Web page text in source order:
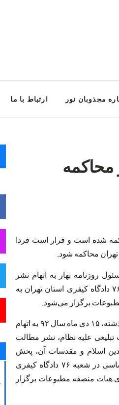
مجذوبان نور ارتباط با ما
محاکمه
شده است و قرار است فردا
روزنامه بهار به اتهام نشر
اکاذیب به قصد تشویش اذهان عمومی صبح فردا (یکشنبه) در شعبه ۷۶ دادگاه کیفری استان تهران به
برگزار می‌شود.
نخستین جلسه محاکمه مدیر مسوول روزنامه بهار در کمتر از یکسال گذشته، ۱۵ دی ماه سال ۹۲ به اتهام
علیه نظام، نشر مطالب
دین اسلام و مقدسات آن، پخش
شایعات و مطالب خلاف واقع و انتشار مطالب علیه اصول قانون اساسی در شعبه ۷۶ دادگاه کیفری
هیات منصفه مطبوعات برگزار